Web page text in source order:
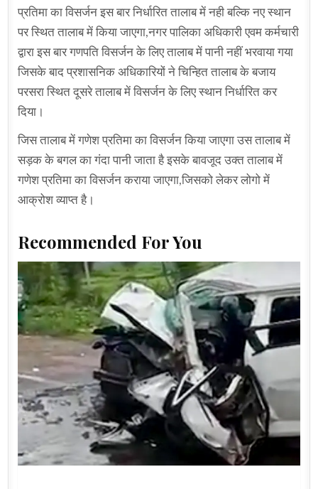
प्रतिमा का विसर्जन इस बार निर्धारित तालाब में नही बल्कि नए स्थान
पर स्थित तालाब में किया जाएगा,नगर पालिका अधिकारी एवम कर्मचारी
द्वारा इस बार गणपति विसर्जन के लिए तालाब में पानी नहीं भरवाया गया
जिसके बाद प्रशासनिक अधिकारियों ने चिन्हित तालाब के बजाय
परसरा स्थित दूसरे तालाब में विसर्जन के लिए स्थान निर्धारित कर
दिया।
जिस तालाब में गणेश प्रतिमा का विसर्जन किया जाएगा उस तालाब में
सड़क के बगल का गंदा पानी जाता है इसके बावजूद उक्त तालाब में
गणेश प्रतिमा का विसर्जन कराया जाएगा,जिसको लेकर लोगो में
आक्रोश व्याप्त है।
Recommended For You